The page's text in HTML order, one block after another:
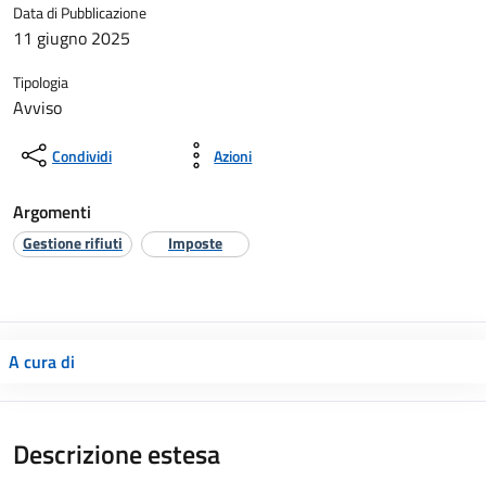
Data di Pubblicazione
11 giugno 2025
Tipologia
Avviso
Condividi Azioni
Argomenti
Gestione rifiuti Imposte
A cura di
Descrizione estesa